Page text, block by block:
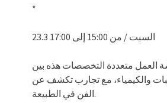
*
23.3 السبت / من 15:00 إلى 17:00
العمل متعددة التخصصات هذه بين
والكيمياء، مع تجارب تكشف عن
الفن في الطبيعة.